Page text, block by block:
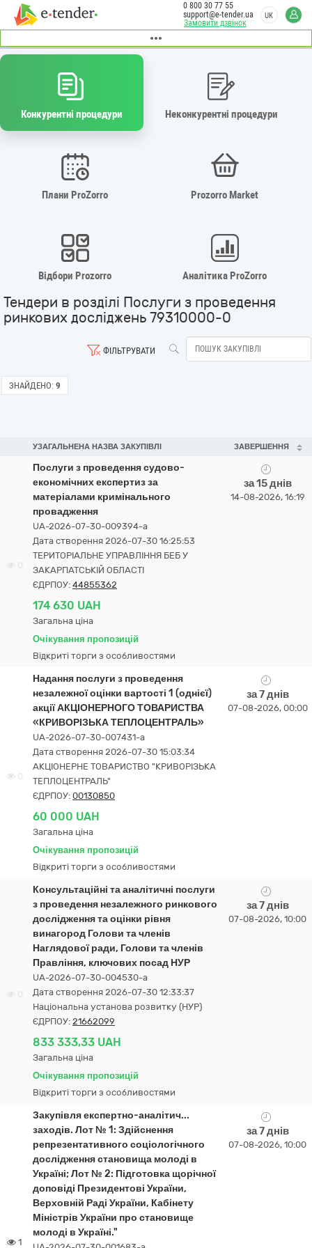
Замовити дзвінок
0 800 30 77 55
support@e-tender.ua
UK
Конкурентні процедури Неконкурентні процедури
Плани ProZorro Prozorro Market
Відбори Prozorro Аналітика ProZorro
Тендери в розділі Послуги з проведення
ринкових досліджень 79310000-0
ФІЛЬТРУВАТИ
ЗНАЙДЕНО: 9
УЗАГАЛЬНЕНА НАЗВА ЗАКУПІВЛІ ЗАВЕРШЕННЯ
Послуги з проведення судово-
економічних експертиз за
матеріалами кримінального
провадження
UA-2026-07-30-009394-a
Дата створення 2026-07-30 16:25:53
ТЕРИТОРІАЛЬНЕ УПРАВЛІННЯ БЕБ У
ЗАКАРПАТСЬКІЙ ОБЛАСТІ
ЄДРПОУ: 44855362
174 630 UAH
Загальна ціна
Очікування пропозицій
Відкриті торги з особливостями
за 15 днів
14-08-2026, 16:19
0
Надання послуги з проведення
незалежної оцінки вартості 1 (однієї)
акції АКЦІОНЕРНОГО ТОВАРИСТВА
«КРИВОРІЗЬКА ТЕПЛОЦЕНТРАЛЬ»
UA-2026-07-30-007431-a
Дата створення 2026-07-30 15:03:34
АКЦІОНЕРНЕ ТОВАРИСТВО "КРИВОРІЗЬКА
ТЕПЛОЦЕНТРАЛЬ"
ЄДРПОУ: 00130850
60 000 UAH
Загальна ціна
Очікування пропозицій
Відкриті торги з особливостями
за 7 днів
07-08-2026, 00:00
Консультаційні та аналітичні послуги
з проведення незалежного ринкового
дослідження та оцінки рівня
винагород Голови та членів
Наглядової ради, Голови та членів
Правління, ключових посад НУР
UA-2026-07-30-004530-a
Дата створення 2026-07-30 12:33:37
Національна установа розвитку (НУР)
ЄДРПОУ: 21662099
833 333,33 UAH
Загальна ціна
Очікування пропозицій
Відкриті торги з особливостями
за 7 днів
07-08-2026, 10:00
1
Закупівля експертно-аналітич...
заходів. Лот № 1: Здійснення
репрезентативного соціологічного
дослідження становища молоді в
Україні; Лот № 2: Підготовка щорічної
доповіді Президентові України,
Верховній Раді України, Кабінету
Міністрів України про становище
молоді в Україні."
за 7 днів
07-08-2026, 10:00